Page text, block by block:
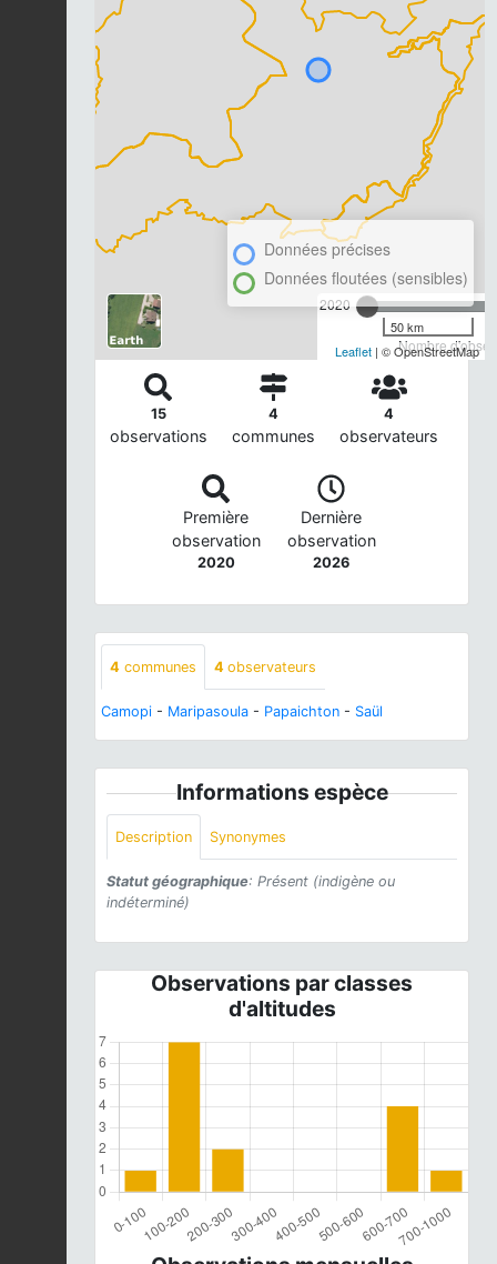
2020
Nombre
Données précises
Données floutées (sensibles)
50 km
Leaflet | © OpenStreetMap
15
observations
4
communes
4
observateurs
Première
observation
2020
Dernière
observation
2026
4 communes 4 observateurs
Camopi - Maripasoula - Papaichton - Saül
Informations espèce
Description Synonymes
Statut géographique: Présent (indigène ou
indéterminé)
Observations par classes
d'altitudes